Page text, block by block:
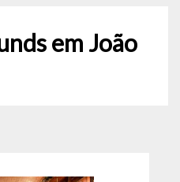
em João